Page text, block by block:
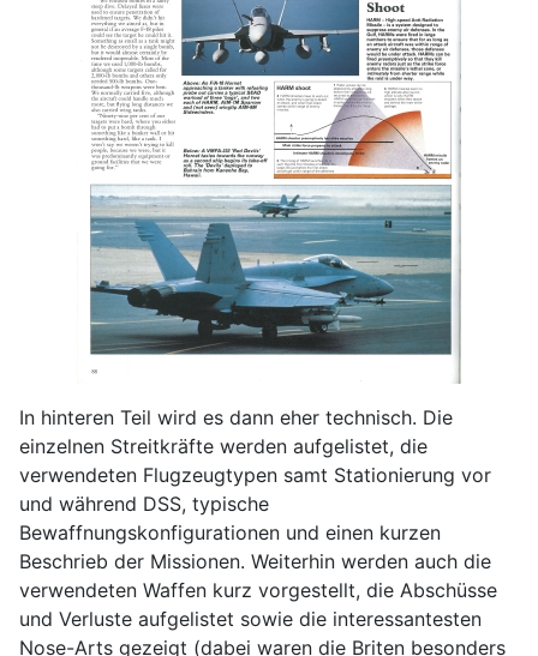
In hinteren Teil wird es dann eher technisch. Die
einzelnen Streitkräfte werden aufgelistet, die
verwendeten Flugzeugtypen samt Stationierung vor
und während DSS, typische
Bewaffnungskonfigurationen und einen kurzen
Beschrieb der Missionen. Weiterhin werden auch die
verwendeten Waffen kurz vorgestellt, die Abschüsse
und Verluste aufgelistet sowie die interessantesten
Nose-Arts gezeigt (dabei waren die Briten besonders